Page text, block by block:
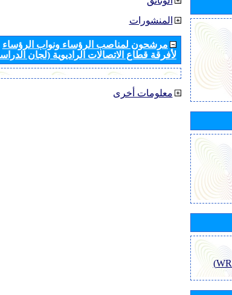
المنشورات
مرشحون لمناصب الرؤساء ونواب الرؤساء
لأفرقة قطاع الاتصالات الراديوية (لجان
معلومات أخرى